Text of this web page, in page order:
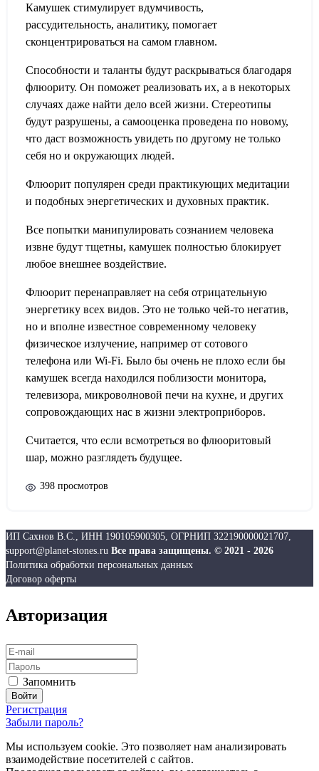
Камушек стимулирует вдумчивость,
рассудительность, аналитику, помогает
сконцентрироваться на самом главном.
Способности и таланты будут раскрываться благодаря
флюориту. Он поможет реализовать их, а в некоторых
случаях даже найти дело всей жизни. Стереотипы
будут разрушены, а самооценка проведена по новому,
что даст возможность увидеть по другому не только
себя но и окружающих людей.
Флюорит популярен среди практикующих медитации
и подобных энергетических и духовных практик.
Все попытки манипулировать сознанием человека
извне будут тщетны, камушек полностью блокирует
любое внешнее воздействие.
Флюорит перенаправляет на себя отрицательную
энергетику всех видов. Это не только чей-то негатив,
но и вполне известное современному человеку
физическое излучение, например от сотового
телефона или Wi-Fi. Было бы очень не плохо если бы
камушек всегда находился поблизости монитора,
телевизора, микроволновой печи на кухне, и других
сопровождающих нас в жизни электроприборов.
Считается, что если всмотреться во флюоритовый
шар, можно разглядеть будущее.
398 просмотров
ИП Сахнов В.С., ИНН 190105900305, ОГРНИП 322190000021707,
support@planet-stones.ru Все права защищены. © 2021 - 2026
Политика обработки персональных данных
Договор оферты
Авторизация
Запомнить
Регистрация
Забыли пароль?
Мы используем cookie. Это позволяет нам анализировать
взаимодействие посетителей с сайтов.